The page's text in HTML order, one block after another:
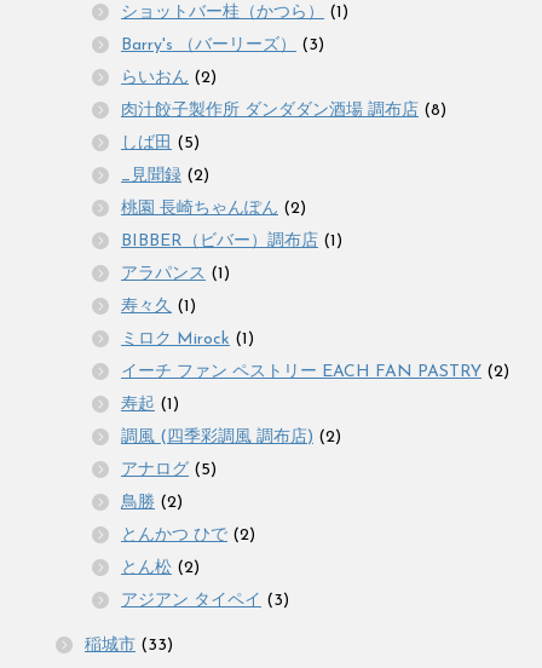
ショットバー桂（かつら）
(1)
Barry's （バーリーズ）
(3)
らいおん (2)
肉汁餃子製作所 ダンダダン酒場 調布店 (8)
しば田 (5)
_見聞録 (2)
桃園 長崎ちゃんぽん (2)
BIBBER（ビバー）調布店 (1)
アラパンス (1)
寿々久 (1)
ミロク Mirock (1)
イーチ ファン ペストリー EACH FAN PASTRY (2)
寿起 (1)
調風 (四季彩調風 調布店) (2)
アナログ (5)
鳥勝 (2)
とんかつ ひで (2)
とん松 (2)
アジアン タイペイ (3)
稲城市 (33)